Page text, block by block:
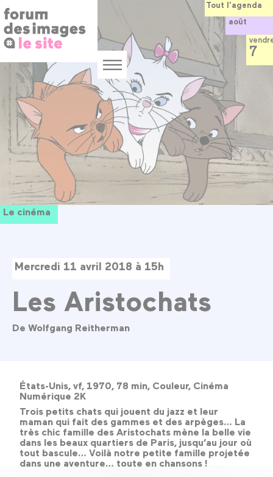
au
contenu
principal
Menu
Le cinéma
Mercredi 11 avril 2018 à 15h
Les Aristochats
De Wolfgang Reitherman
États-Unis, vf, 1970, 78 min, Couleur, Cinéma
Numérique 2K
Trois petits chats qui jouent du jazz et leur
maman qui fait des gammes et des arpèges… La
très chic famille des Aristochats mène la belle vie
dans les beaux quartiers de Paris, jusqu’au jour où
tout bascule… Voilà notre petite famille projetée
dans une aventure… toute en chansons !
Tout l’agenda
août
7